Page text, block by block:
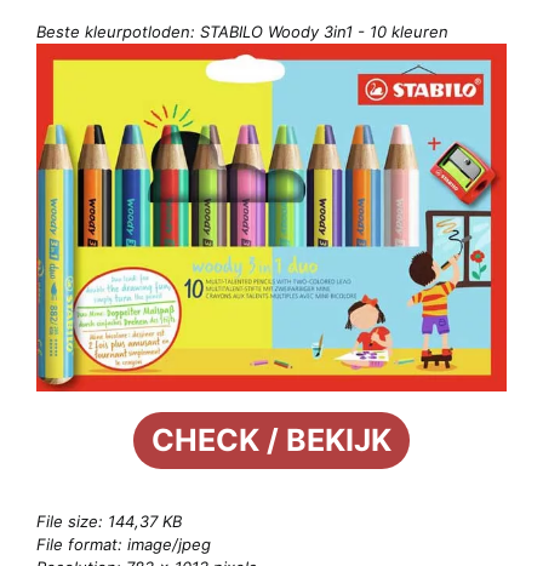
Beste kleurpotloden: STABILO Woody 3in1 - 10 kleuren
CHECK / BEKIJK
File size: 144,37 KB
File format: image/jpeg